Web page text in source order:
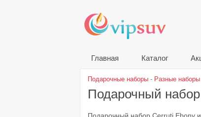
Главная Каталог
Подарочные наборы - Разные наборы
Подарочный